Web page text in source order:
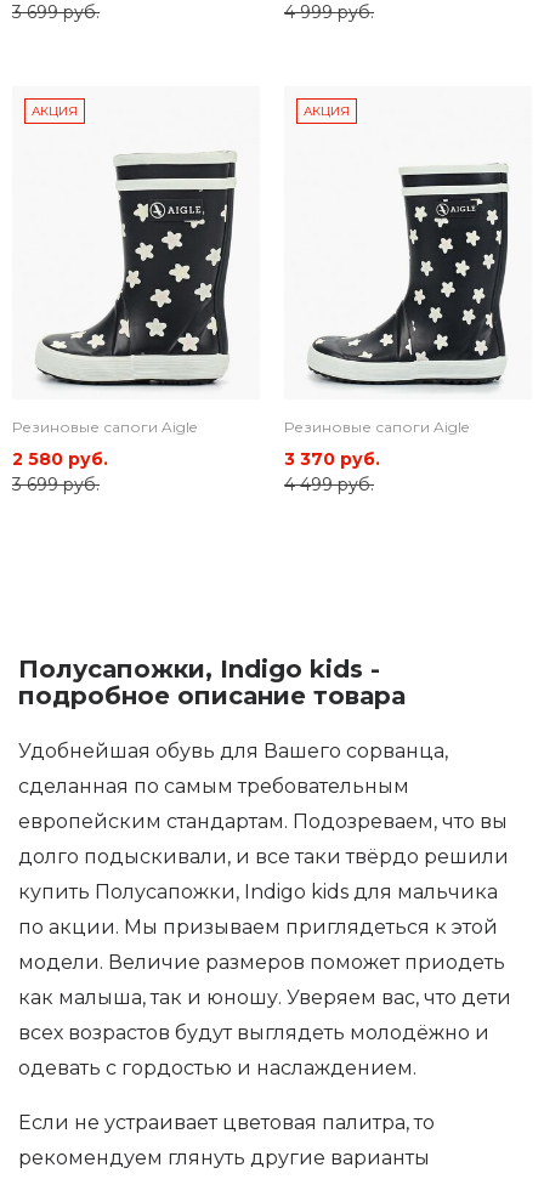
3 699 руб. 4 999 руб.
АКЦИЯ
Резиновые сапоги Aigle
2 580 руб.
3 699 руб.
АКЦИЯ
Резиновые сапоги Aigle
3 370 руб.
4 499 руб.
Полусапожки, Indigo kids -
подробное описание товара
Удобнейшая обувь для Вашего сорванца,
сделанная по самым требовательным
европейским стандартам. Подозреваем, что вы
долго подыскивали, и все таки твёрдо решили
купить Полусапожки, Indigo kids для мальчика
по акции. Мы призываем приглядеться к этой
модели. Величие размеров поможет приодеть
как малыша, так и юношу. Уверяем вас, что дети
всех возрастов будут выглядеть молодёжно и
одевать с гордостью и наслаждением.
Если не устраивает цветовая палитра, то
рекомендуем глянуть другие варианты